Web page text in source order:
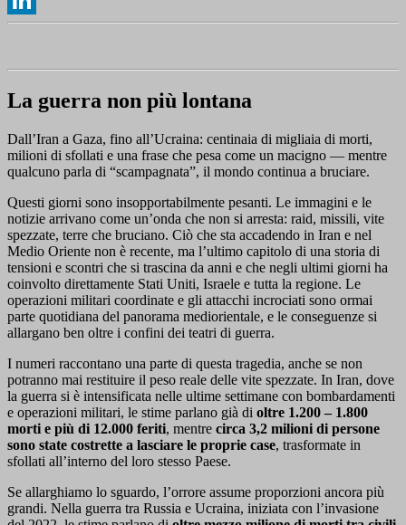
LinkedIn
La guerra non più lontana
Dall’Iran a Gaza, fino all’Ucraina: centinaia di migliaia di morti,
milioni di sfollati e una frase che pesa come un macigno — mentre
qualcuno parla di “scampagnata”, il mondo continua a bruciare.
Questi giorni sono insopportabilmente pesanti. Le immagini e le
notizie arrivano come un’onda che non si arresta: raid, missili, vite
spezzate, terre che bruciano. Ciò che sta accadendo in Iran e nel
Medio Oriente non è recente, ma l’ultimo capitolo di una storia di
tensioni e scontri che si trascina da anni e che negli ultimi giorni ha
coinvolto direttamente Stati Uniti, Israele e tutta la regione. Le
operazioni militari coordinate e gli attacchi incrociati sono ormai
parte quotidiana del panorama mediorientale, e le conseguenze si
allargano ben oltre i confini dei teatri di guerra.
I numeri raccontano una parte di questa tragedia, anche se non
potranno mai restituire il peso reale delle vite spezzate. In Iran, dove
la guerra si è intensificata nelle ultime settimane con bombardamenti
e operazioni militari, le stime parlano già di oltre 1.200 – 1.800
morti e più di 12.000 feriti, mentre circa 3,2 milioni di persone
sono state costrette a lasciare le proprie case, trasformate in
sfollati all’interno del loro stesso Paese.
Se allarghiamo lo sguardo, l’orrore assume proporzioni ancora più
grandi. Nella guerra tra Russia e Ucraina, iniziata con l’invasione